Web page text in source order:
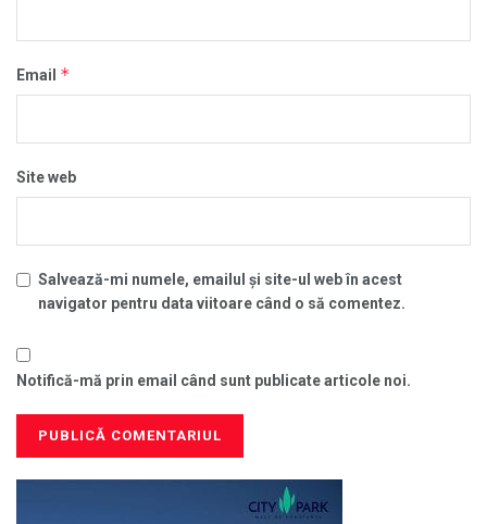
Email *
Site web
Salvează-mi numele, emailul și site-ul web în acest
navigator pentru data viitoare când o să comentez.
Notifică-mă prin email când sunt publicate articole noi.